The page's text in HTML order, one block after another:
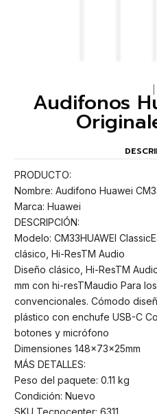
Audifonos
PRODUCTO:
Nombre: Audifono Huawei
Marca: Huawei
DESCRIPCIÓN:
Modelo: CM33HUAWEI
clásico, Hi-ResTM Audio
Diseño clásico, Hi-ResTM
mm con hi-resTMaudio Para
convencionales. Cómodo
plástico con enchufe USB-C
botones y micrófono
Dimensiones 148x73x25mm
MÁS DETALLES:
Peso del paquete: 0.11 kg
Condición: Nuevo
SKU Tecnocenter: 6311